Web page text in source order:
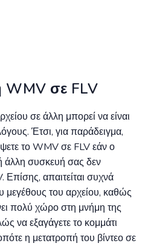
σε FLV
σε άλλη μπορεί να είναι
Έτσι, για παράδειγμα,
το WMV σε FLV εάν ο
άλλη συσκευή σας δεν
απαιτείται συχνά
μεγέθους του αρχείου, καθώς
πολύ χώρο στη μνήμη της
να εξαγάγετε το κομμάτι
η μετατροπή του βίντεο σε